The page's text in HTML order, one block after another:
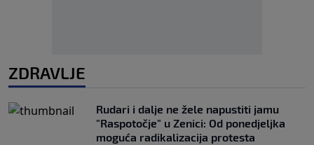
ZDRAVLJE
Rudari i dalje ne žele napustiti jamu
"Raspotočje" u Zenici: Od ponedjeljka
moguća radikalizacija protesta